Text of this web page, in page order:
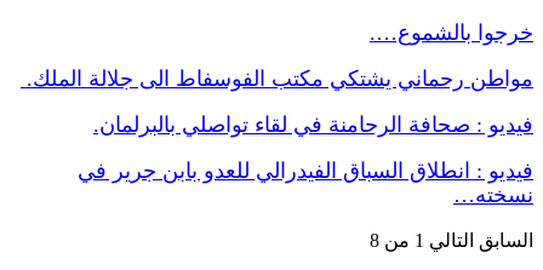
خرجوا بالشموع….
مواطن رحماني يشتكي مكتب الفوسفاط الى جلالة الملك.
فيديو : صحافة الرحامنة في لقاء تواصلي بالبرلمان.
فيديو : انطلاق السباق الفيدرالي للعدو بابن جرير في
نسخته…
السابق التالي 1 من 8